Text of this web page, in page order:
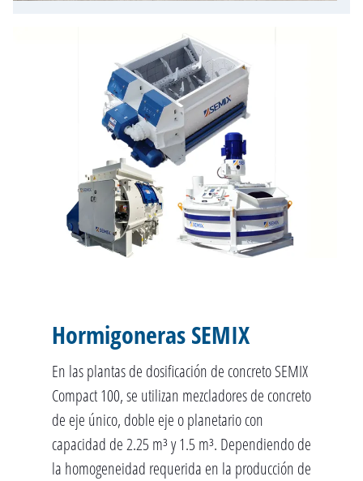
Hormigoneras SEMIX
En las plantas de dosificación de concreto SEMIX
Compact 100, se utilizan mezcladores de concreto
de eje único, doble eje o planetario con
capacidad de 2.25 m³ y 1.5 m³. Dependiendo de
la homogeneidad requerida en la producción de